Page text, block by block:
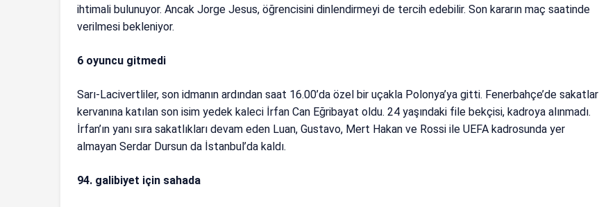
ihtimali bulunuyor. Ancak Jorge Jesus, öğrencisini dinlendirmeyi de tercih edebilir. Son kararın maç saatinde
verilmesi bekleniyor.
6 oyuncu gitmedi
Sarı-Lacivertliler, son idmanın ardından saat 16.00’da özel bir uçakla Polonya’ya gitti. Fenerbahçe’de sakatlar
kervanına katılan son isim yedek kaleci İrfan Can Eğribayat oldu. 24 yaşındaki file bekçisi, kadroya alınmadı.
İrfan’ın yanı sıra sakatlıkları devam eden Luan, Gustavo, Mert Hakan ve Rossi ile UEFA kadrosunda yer
almayan Serdar Dursun da İstanbul’da kaldı.
94. galibiyet için sahada